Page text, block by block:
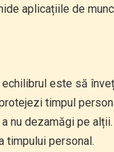
aplicațiile de
este să
timpul
nu dezamăgi pe
timpului personal.